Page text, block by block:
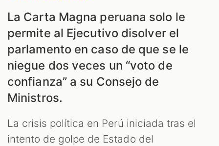
La Carta Magna peruana solo le
permite al Ejecutivo disolver el
parlamento en caso de que se le
niegue dos veces un “voto de
confianza” a su Consejo de
Ministros.
La crisis política en Perú iniciada tras el
intento de golpe de Estado del